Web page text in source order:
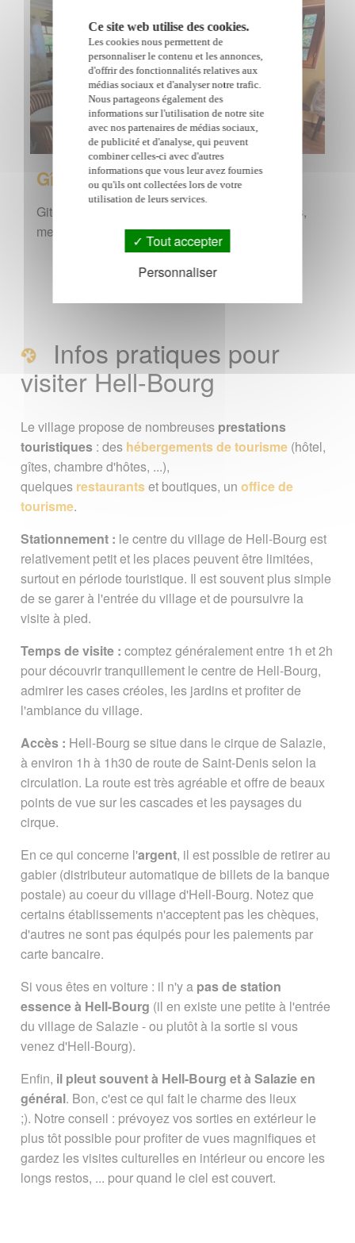
Gîtes, chambres d'hôtes
Gites, chambres d'hôtes, locations saisonnières,
meublés de tourisme à l'île de la Réunion
Infos pratiques pour
visiter Hell-Bourg
Le village propose de nombreuses prestations
touristiques: des hébergements de tourisme(hôtel,
gîtes, chambre d'hôtes, ...),
quelques restaurantset boutiques, un office de
tourisme.
Stationnement : le centre du village de Hell-Bourg est
relativement petit et les places peuvent être limitées,
surtout en période touristique. Il est souvent plus simple
de se garer à l'entrée du village et de poursuivre la
visite à pied.
Temps de visite : comptez généralement entre 1h et 2h
pour découvrir tranquillement le centre de Hell-Bourg,
admirer les cases créoles, les jardins et profiter de
l'ambiance du village.
Accès : Hell-Bourg se situe dans le cirque de Salazie,
à environ 1h à 1h30 de route de Saint-Denis selon la
circulation. La route est très agréable et offre de beaux
points de vue sur les cascades et les paysages du
cirque.
En ce qui concerne l'argent, il est possible de retirer au
gabier (distributeur automatique de billets de la banque
postale) au coeur du village d'Hell-Bourg. Notez que
certains établissements n'acceptent pas les chèques,
d'autres ne sont pas équipés pour les paiements par
carte bancaire.
Si vous êtes en voiture : il n'y a pas de station
essence à Hell-Bourg (il en existe une petite à l'entrée
du village de Salazie - ou plutôt à la sortie si vous
venez d'Hell-Bourg).
Enfin, il pleut souvent à Hell-Bourg et à Salazie en
général. Bon, c'est ce qui fait le charme des lieux
;). Notre conseil : prévoyez vos sorties en extérieur le
plus tôt possible pour profiter de vues magnifiques et
gardez les visites culturelles en intérieur ou encore les
longs restos, ... pour quand le ciel est couvert.
Ce site web utilise des cookies.
Les cookies nous permettent de
personnaliser le contenu et les annonces,
d'offrir des fonctionnalités relatives aux
médias sociaux et d'analyser notre trafic.
Nous partageons également des
informations sur l'utilisation de notre site
avec nos partenaires de médias sociaux,
de publicité et d'analyse, qui peuvent
combiner celles-ci avec d'autres
informations que vous leur avez fournies
ou qu'ils ont collectées lors de votre
utilisation de leurs services.
Tout accepter
Personnaliser